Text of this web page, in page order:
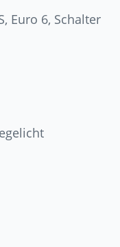
Euro 6, Schalter